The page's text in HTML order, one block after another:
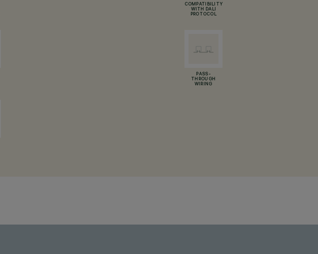
COMPATIBILITY
WITH DALI
PROTOCOL
PASS-
THROUGH
WIRING